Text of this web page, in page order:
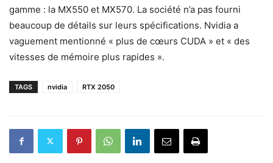
gamme : la MX550 et MX570. La société n’a pas fourni
beaucoup de détails sur leurs spécifications. Nvidia a
vaguement mentionné « plus de cœurs CUDA » et « des
vitesses de mémoire plus rapides ».
TAGS nvidia RTX 2050